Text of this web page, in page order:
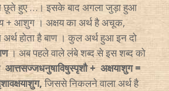
छूते हुए …। इसके बाद अगला जुड़ा हुआ
+ आशुग । अक्षय का अर्थ है अचूक,
होता है बाण । कुल अर्थ हुआ इन दो
। अब पहले वाले लंबे शब्द से इस शब्द को
आत्तसज्जधनुषाविषुस्पृशौ +अक्षयाशुग =
जिससे निकलने वाला अर्थ है